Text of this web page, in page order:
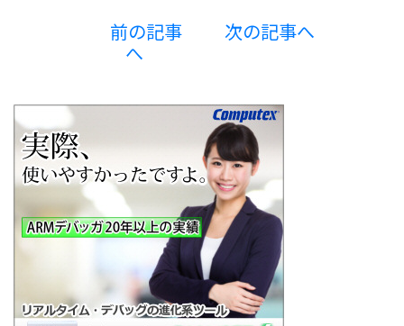
前の記事
へ
次の記事へ